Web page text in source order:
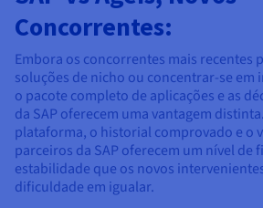
Concorrentes:
Embora os concorrentes mais recentes
soluções de nicho ou concentrar-se em
o pacote completo de aplicações e as
da SAP oferecem uma vantagem
plataforma, o historial comprovado e o
parceiros da SAP oferecem um nível de
estabilidade que os novos
dificuldade em igualar.